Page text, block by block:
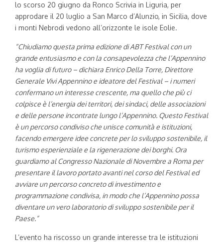
lo scorso 20 giugno da Ronco Scrivia in Liguria, per
approdare il 20 luglio a San Marco d’Alunzio, in Sicilia, dove
i monti Nebrodi vedono all’orizzonte le isole Eolie.
“Chiudiamo questa prima edizione di ABT Festival con un
grande entusiasmo e con la consapevolezza che l’Appennino
ha voglia di futuro – dichiara Enrico Della Torre, Direttore
Generale Vivi Appennino e ideatore del Festival – i numeri
confermano un interesse crescente, ma quello che più ci
colpisce è l’energia dei territori, dei sindaci, delle associazioni
e delle persone incontrate lungo l’Appennino. Questo Festival
è un percorso condiviso che unisce comunità e istituzioni,
facendo emergere idee concrete per lo sviluppo sostenibile, il
turismo esperienziale e la rigenerazione dei borghi. Ora
guardiamo al Congresso Nazionale di Novembre a Roma per
presentare il lavoro portato avanti nel corso del Festival ed
avviare un percorso concreto di investimento e
programmazione condivisa, in modo che l’Appennino possa
diventare un vero laboratorio di sviluppo sostenibile per il
Paese.”
L’evento ha riscosso un grande interesse tra le istituzioni